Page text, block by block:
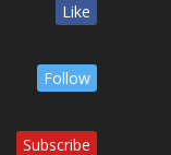
Like
Follow
Subscribe